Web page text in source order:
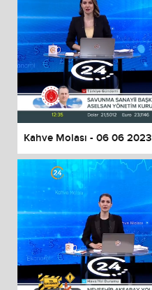
Kahve Molası - 06 06 2023